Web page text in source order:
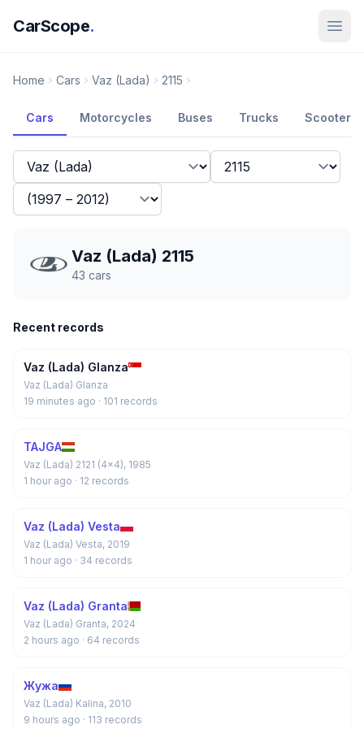
CarScope.
Home Cars Vaz (Lada) 2115
Cars Motorcycles Buses Trucks Scooters
Vaz (Lada) 2115
43 cars
Recent records
Vaz (Lada) Glanza
Vaz (Lada) Glanza
19 minutes ago · 101 records
TAJGA
Vaz (Lada) 2121 (4x4), 1985
1 hour ago · 12 records
Vaz (Lada) Vesta
Vaz (Lada) Vesta, 2019
1 hour ago · 34 records
Vaz (Lada) Granta
Vaz (Lada) Granta, 2024
2 hours ago · 64 records
Жужа
Vaz (Lada) Kalina, 2010
9 hours ago · 113 records